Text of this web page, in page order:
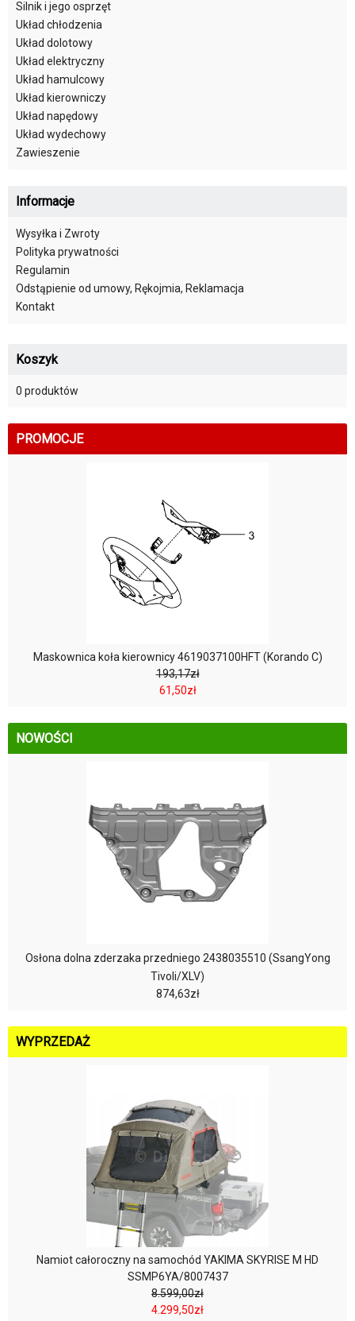
Silnik i jego osprzęt
Układ chłodzenia
Układ dolotowy
Układ elektryczny
Układ hamulcowy
Układ kierowniczy
Układ napędowy
Układ wydechowy
Zawieszenie
Informacje
Wysyłka i Zwroty
Polityka prywatności
Regulamin
Odstąpienie od umowy, Rękojmia, Reklamacja
Kontakt
Koszyk
0 produktów
PROMOCJE
Maskownica koła kierownicy 4619037100HFT (Korando C)
193,17zł
61,50zł
NOWOŚCI
Osłona dolna zderzaka przedniego 2438035510 (SsangYong
Tivoli/XLV)
874,63zł
WYPRZEDAŻ
Namiot całoroczny na samochód YAKIMA SKYRISE M HD
SSMP6YA/8007437
8.599,00zł
4.299,50zł